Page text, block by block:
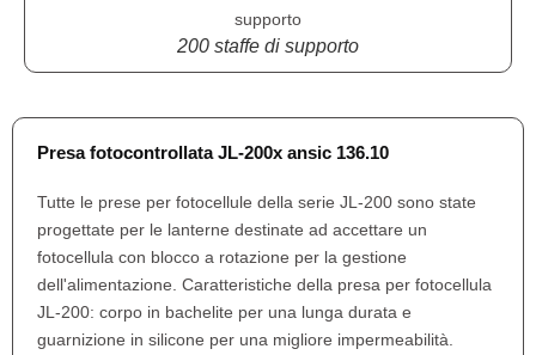
200 staffe di supporto
Presa fotocontrollata JL-200x ansic 136.10
Tutte le prese per fotocellule della serie JL-200 sono state
progettate per le lanterne destinate ad accettare un
fotocellula con blocco a rotazione per la gestione
dell'alimentazione. Caratteristiche della presa per fotocellula
JL-200: corpo in bachelite per una lunga durata e
guarnizione in silicone per una migliore impermeabilità.